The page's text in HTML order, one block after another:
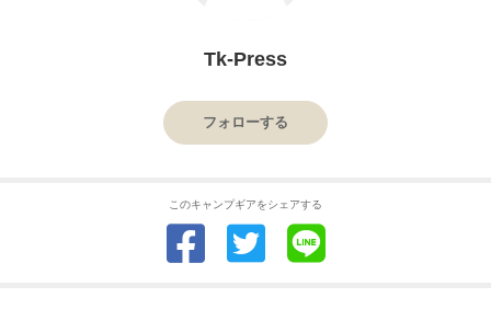
Tk-Press
フォローする
このキャンプギアをシェアする